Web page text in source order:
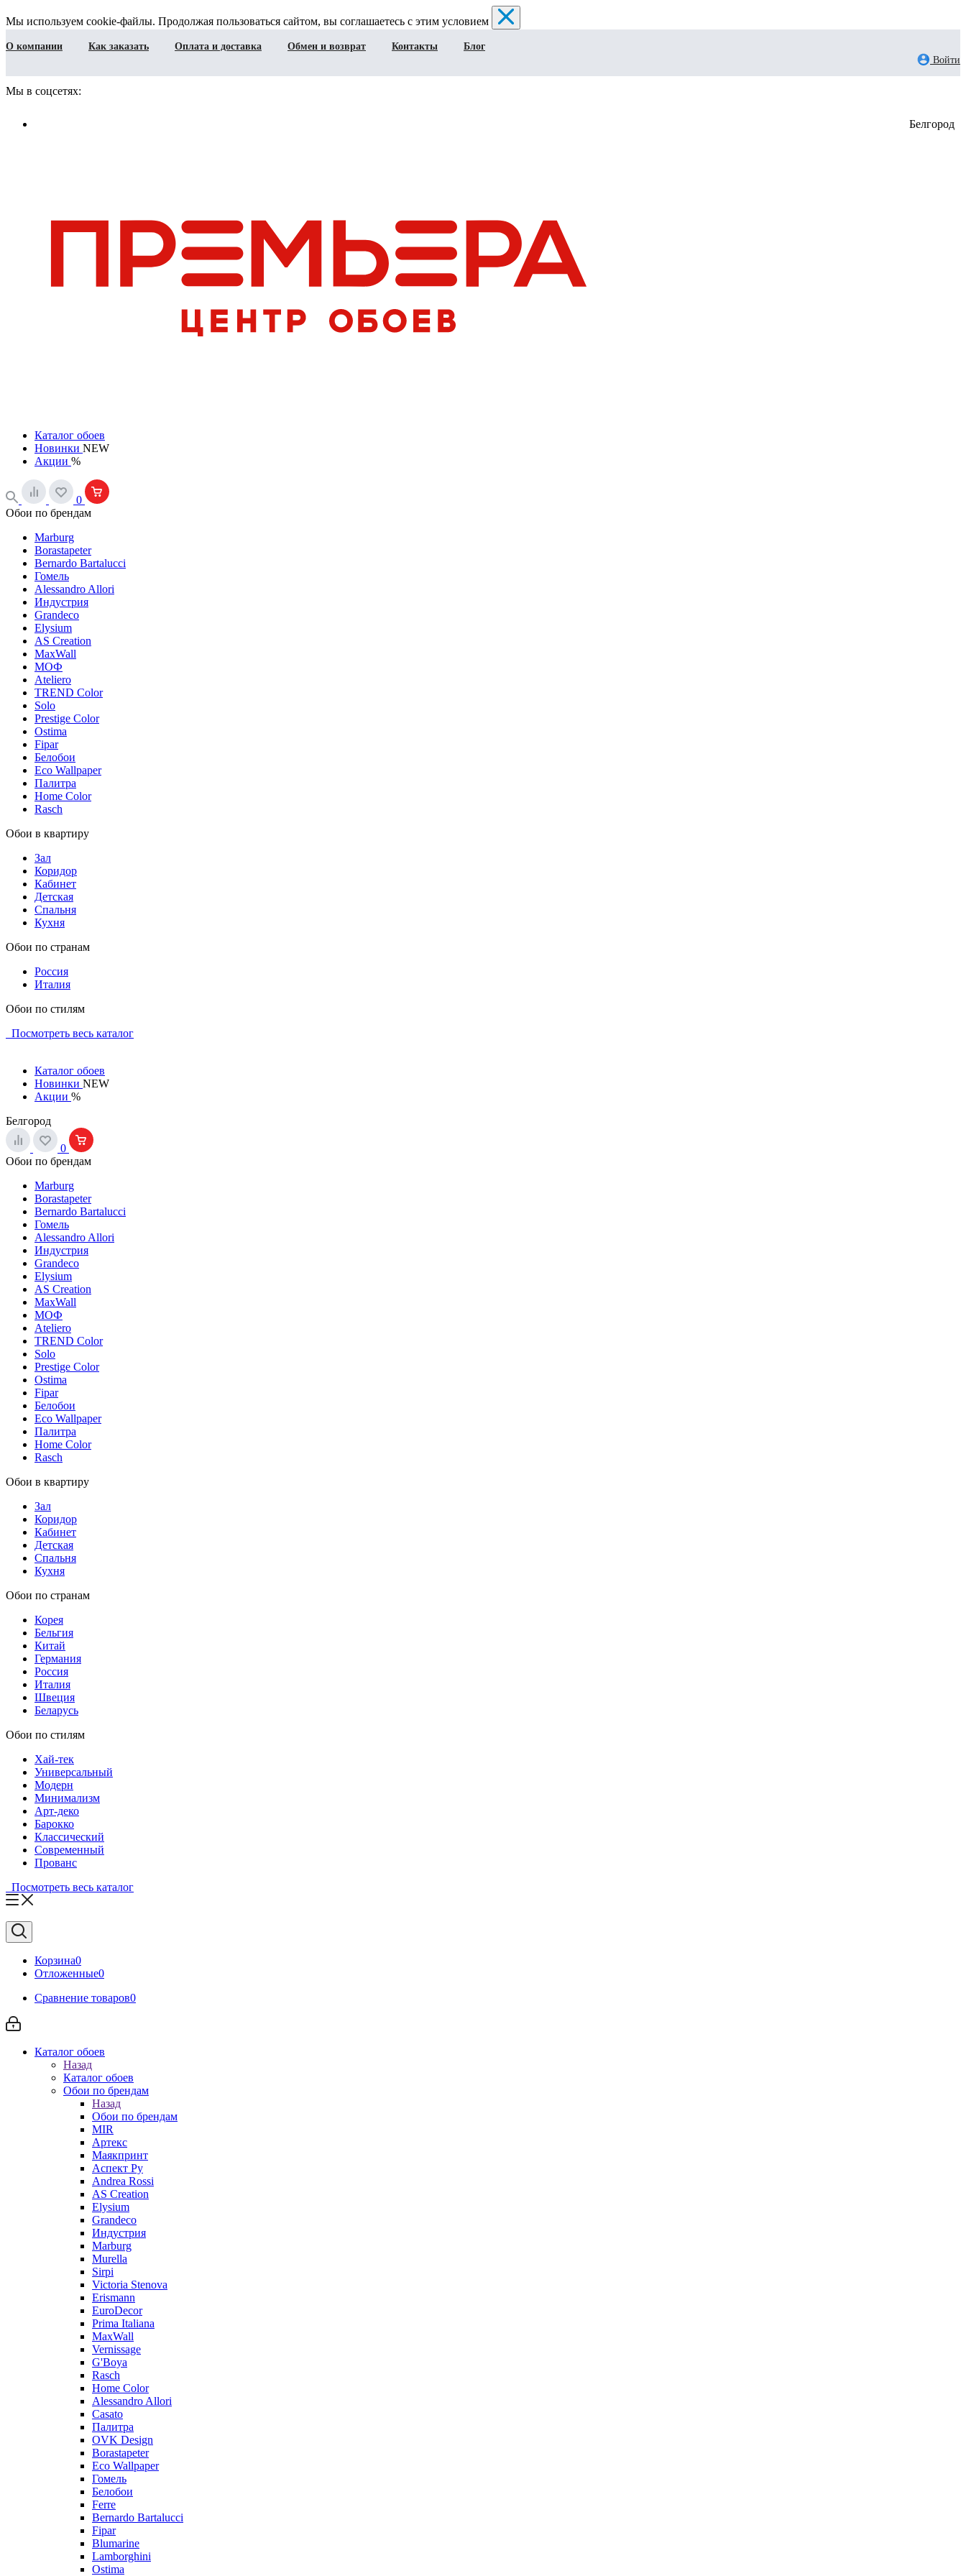
Мы используем cookie-файлы. Продолжая пользоваться сайтом, вы соглашаетесь с этим условием
О компании Как заказать Оплата и доставка Обмен и возврат Контакты
Блог
Войти
Мы в соцсетях:
Белгород
Каталог обоев
Новинки NEW
Акции %
0
Обои по брендам
Marburg
Borastapeter
Bernardo Bartalucci
Гомель
Alessandro Allori
Индустрия
Grandeco
Elysium
AS Creation
MaxWall
МОФ
Ateliero
TREND Color
Solo
Prestige Color
Ostima
Fipar
Белобои
Eco Wallpaper
Палитра
Home Color
Rasch
Обои в квартиру
Зал
Коридор
Кабинет
Детская
Спальня
Кухня
Обои по странам
Россия
Италия
Обои по стилям
Посмотреть весь каталог
Каталог обоев
Новинки NEW
Акции %
Белгород
0
Обои по брендам
Marburg
Borastapeter
Bernardo Bartalucci
Гомель
Alessandro Allori
Индустрия
Grandeco
Elysium
AS Creation
MaxWall
МОФ
Ateliero
TREND Color
Solo
Prestige Color
Ostima
Fipar
Белобои
Eco Wallpaper
Палитра
Home Color
Rasch
Обои в квартиру
Зал
Коридор
Кабинет
Детская
Спальня
Кухня
Обои по странам
Корея
Бельгия
Китай
Германия
Россия
Италия
Швеция
Беларусь
Обои по стилям
Хай-тек
Универсальный
Модерн
Минимализм
Арт-деко
Барокко
Классический
Современный
Прованс
Посмотреть весь каталог
Корзина0
Отложенные0
Сравнение товаров0
Каталог обоев
Назад
Каталог обоев
Обои по брендам
Назад
Обои по брендам
MIR
Артекс
Маякпринт
Аспект Ру
Andrea Rossi
AS Creation
Elysium
Grandeco
Индустрия
Marburg
Murella
Sirpi
Victoria Stenova
Erismann
EuroDecor
Prima Italiana
MaxWall
Vernissage
G'Boya
Rasch
Home Color
Alessandro Allori
Casato
Палитра
OVK Design
Borastapeter
Eco Wallpaper
Гомель
Белобои
Ferre
Bernardo Bartalucci
Fipar
Blumarine
Lamborghini
Ostima